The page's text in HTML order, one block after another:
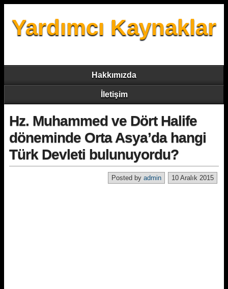
Yardımcı Kaynaklar
Hakkımızda
İletişim
Hz. Muhammed ve Dört Halife
döneminde Orta Asya’da hangi
Türk Devleti bulunuyordu?
10 Aralık 2015
Posted by admin